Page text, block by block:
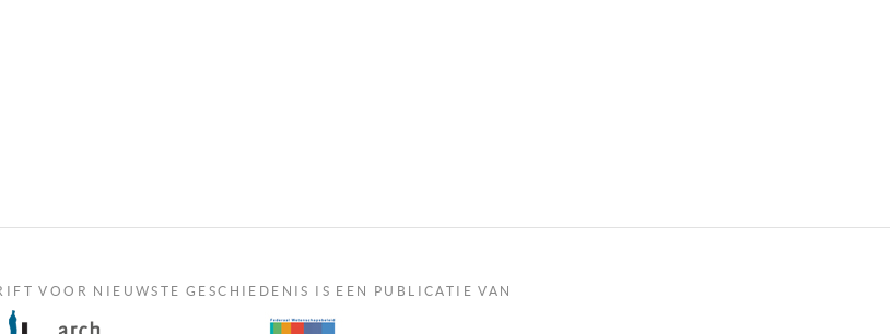
VOOR NIEUWSTE GESCHIEDENIS IS EEN PUBLICATIE VAN